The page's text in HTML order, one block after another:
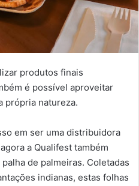
produtos finais
é possível aproveitar
própria natureza.
em ser uma distribuidora
a Qualifest também
de palmeiras. Coletadas
indianas, estas folhas